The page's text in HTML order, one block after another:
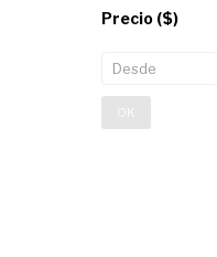
Precio ($)
OK